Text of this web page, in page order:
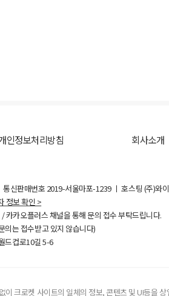
인정보처리방침 회사소개
통신판매번호 2019-서울마포-1239 ㅣ 호스팅 (주)와
정보 확인 >
카카오플러스 채널을 통해 문의 접수 부탁드립니다.
의는 접수받고 있지 않습니다)
드컵로10길5-6
이 크로켓 사이트의 일체의 정보, 콘텐츠 및 UI등을